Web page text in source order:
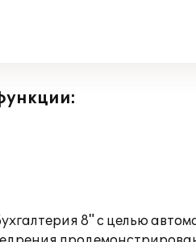
8" с целью